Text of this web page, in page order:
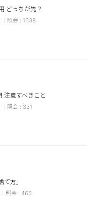
どっちが先？
1638
注意すべきこと
331
て方」
465